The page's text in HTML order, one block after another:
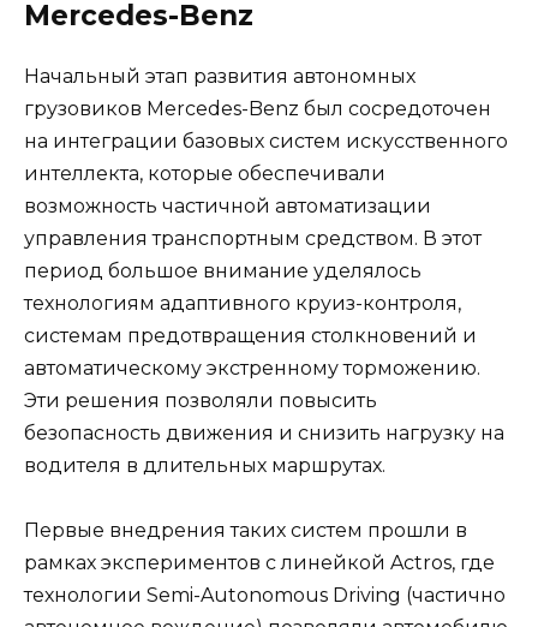
Mercedes-Benz
Начальный этап развития автономных
грузовиков Mercedes-Benz был сосредоточен
на интеграции базовых систем искусственного
интеллекта, которые обеспечивали
возможность частичной автоматизации
управления транспортным средством. В этот
период большое внимание уделялось
технологиям адаптивного круиз-контроля,
системам предотвращения столкновений и
автоматическому экстренному торможению.
Эти решения позволяли повысить
безопасность движения и снизить нагрузку на
водителя в длительных маршрутах.
Первые внедрения таких систем прошли в
рамках экспериментов с линейкой Actros, где
технологии Semi-Autonomous Driving (частично